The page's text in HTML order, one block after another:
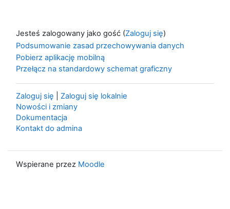
Jesteś zalogowany jako gość (Zaloguj się)
Podsumowanie zasad przechowywania danych
Pobierz aplikację mobilną
Przełącz na standardowy schemat graficzny
Zaloguj się
Zaloguj się lokalnie
Nowości i zmiany
Dokumentacja
Kontakt do admina
Wspierane przez Moodle